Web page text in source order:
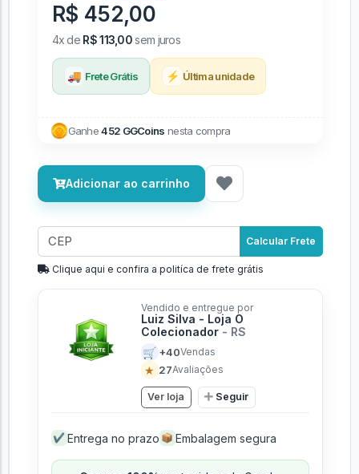
R$ 452,00
4x de R$ 113,00sem juros
🚚 Frete Grátis ⚡ Última unidade
Ganhe452 GGCoins nesta compra
Adicionar ao carrinho
Calcular Frete
Clique aqui e confira a politíca de frete grátis
Vendido e entregue por
Luiz Silva - Loja O
Colecionador - RS
🛒 +40Vendas
★ 27Avaliações
Ver loja Seguir
✔ Entrega no prazo 📦 Embalagem segura